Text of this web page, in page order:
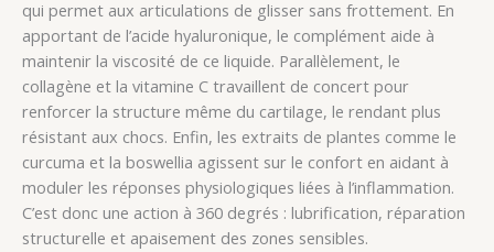
qui permet aux articulations de glisser sans frottement. En
apportant de l’acide hyaluronique, le complément aide à
maintenir la viscosité de ce liquide. Parallèlement, le
collagène et la vitamine C travaillent de concert pour
renforcer la structure même du cartilage, le rendant plus
résistant aux chocs. Enfin, les extraits de plantes comme le
curcuma et la boswellia agissent sur le confort en aidant à
moduler les réponses physiologiques liées à l’inflammation.
C’est donc une action à 360 degrés : lubrification, réparation
structurelle et apaisement des zones sensibles.